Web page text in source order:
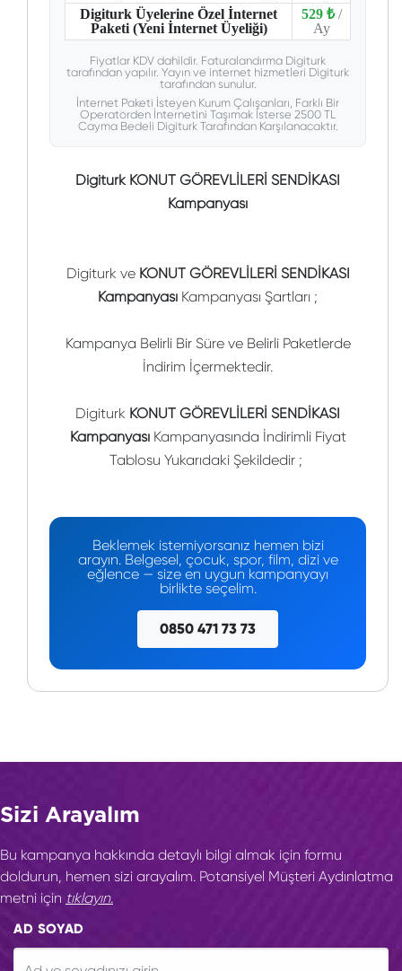
Digiturk Üyelerine Özel İnternet
Paketi (Yeni İnternet Üyeliği)
529 ₺ /
Ay
Fiyatlar KDV dahildir. Faturalandırma Digiturk
tarafından yapılır. Yayın ve internet hizmetleri Digiturk
tarafından sunulur.
İnternet Paketi İsteyen Kurum Çalışanları, Farklı Bir
Operatörden İnternetini Taşımak İsterse 2500 TL
Cayma Bedeli Digiturk Tarafından Karşılanacaktır.
Digiturk KONUT GÖREVLİLERİ SENDİKASI
Kampanyası
Digiturk ve KONUT GÖREVLİLERİ SENDİKASI
Kampanyası Kampanyası Şartları ;
Kampanya Belirli Bir Süre ve Belirli Paketlerde
İndirim İçermektedir.
Digiturk KONUT GÖREVLİLERİ SENDİKASI
KampanyasıKampanyasında İndirimli Fiyat
Tablosu Yukarıdaki Şekildedir ;
Beklemek istemiyorsanız hemen bizi
arayın. Belgesel, çocuk, spor, film, dizi ve
eğlence — size en uygun kampanyayı
birlikte seçelim.
0850 471 73 73
Sizi Arayalım
Bu kampanya hakkında detaylı bilgi almak için formu
doldurun, hemen sizi arayalım. Potansiyel Müşteri Aydınlatma
metni için tıklayın.
AD SOYAD